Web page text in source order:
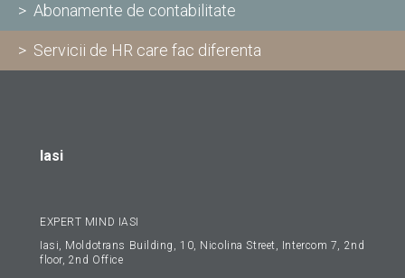
> Abonamente de contabilitate
> Servicii de HR care fac diferenta
Iasi
EXPERT MIND IASI
Iasi, Moldotrans Building, 10, Nicolina Street, Intercom 7, 2nd
floor, 2nd Office